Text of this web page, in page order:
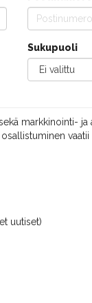
Sukupuoli
markkinointi- ja
uutiset)